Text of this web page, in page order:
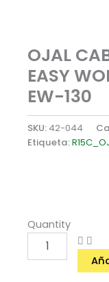
OJAL
EASY
EW-130
SKU:42-044
Etiqueta:
Quantity
OJAL
CABEZAL
OLEO
MAC